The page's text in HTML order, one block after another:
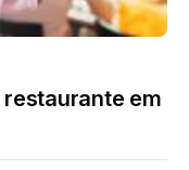
em